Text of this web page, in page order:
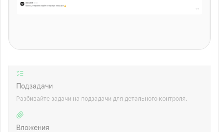
Подзадачи
Разбивайте задачи на подзадачи для детального контроля.
Вложения